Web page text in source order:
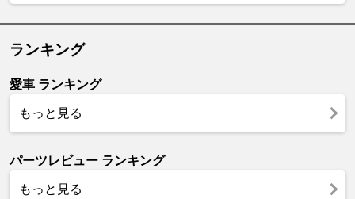
ランキング
愛車 ランキング
もっと見る
パーツレビュー ランキング
もっと見る